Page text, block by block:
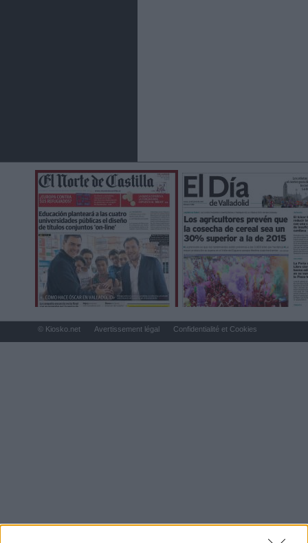
© Kiosko.net Avertissement légal Confidentialité et Cookies